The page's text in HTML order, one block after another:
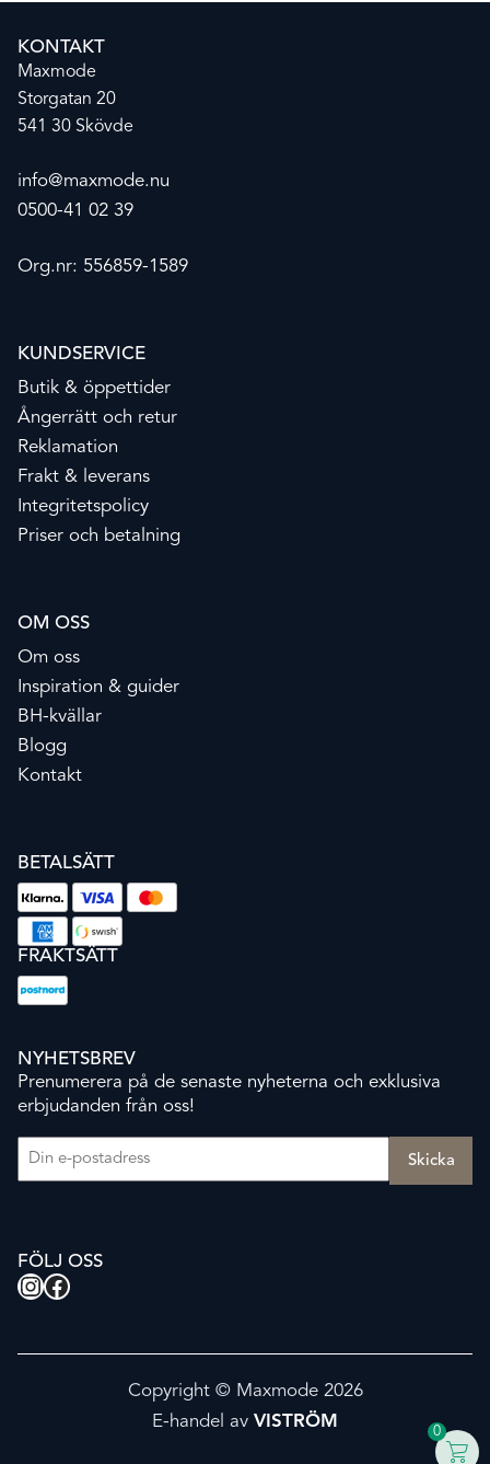
KONTAKT
Maxmode
Storgatan 20
541 30 Skövde
info@maxmode.nu
0500-41 02 39
Org.nr: 556859-1589
KUNDSERVICE
Butik & öppettider
Ångerrätt och retur
Reklamation
Frakt & leverans
Integritetspolicy
Priser och betalning
OM OSS
Om oss
Inspiration & guider
BH-kvällar
Blogg
Kontakt
BETALSÄTT
FRAKTSÄTT
NYHETSBREV
Prenumerera på de senaste nyheterna och exklusiva
erbjudanden från oss!
FÖLJ OSS
Instagram
Facebook
Copyright © Maxmode 2026
E-handel av VISTRÖM
0